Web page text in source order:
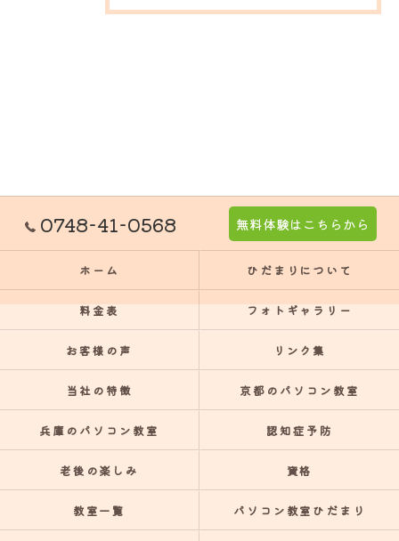
0748-41-0568 無料体験はこちらから
ホーム ひだまりについて
料金表 フォトギャラリー
お客様の声 リンク集
当社の特徴 京都のパソコン教室
兵庫のパソコン教室 認知症予防
老後の楽しみ 資格
教室一覧 パソコン教室ひだまり